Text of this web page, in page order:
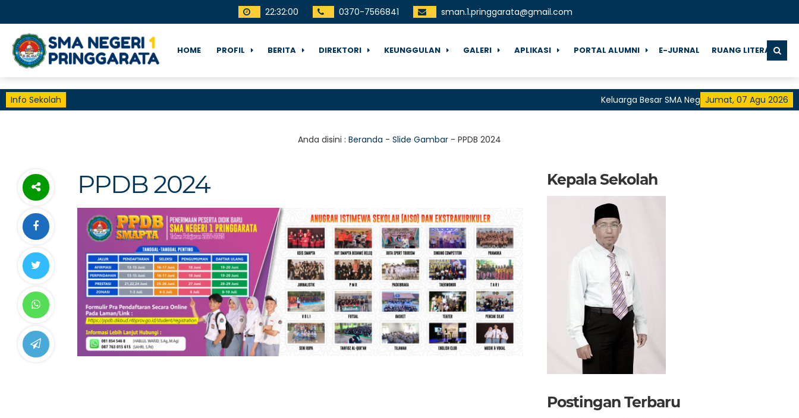
22:32:00 0370-7566841 sman.1.pringgarata@gmail.com
HOME PROFIL BERITA DIREKTORI KEUNGGULAN GALERI APLIKASI PORTAL ALUMNI E-JURNAL RUANG LITERASI
Info Sekolah Jumat, 07 Agu 2026
Keluarga Besar SMA Negeri 1 Pringgarata
Anda disini : Beranda - Slide Gambar - PPDB 2024
PPDB 2024 Kepala Sekolah
Postingan Terbaru